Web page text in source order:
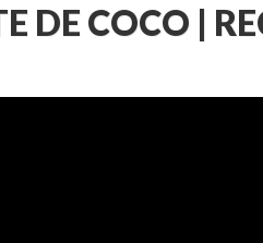
DE COCO |